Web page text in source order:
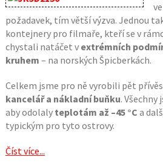
požadavek, tím větší výzva. Jednou
kontejnery pro filmaře, kteří se v
chystali natáčet v extrémních
kruhem – na norských Špicberkách.
Celkem jsme pro ně vyrobili pět
kancelář a nákladní buňku.
aby odolaly teplotám až –45 °C a
typickým pro tyto ostrovy.
Číst více...